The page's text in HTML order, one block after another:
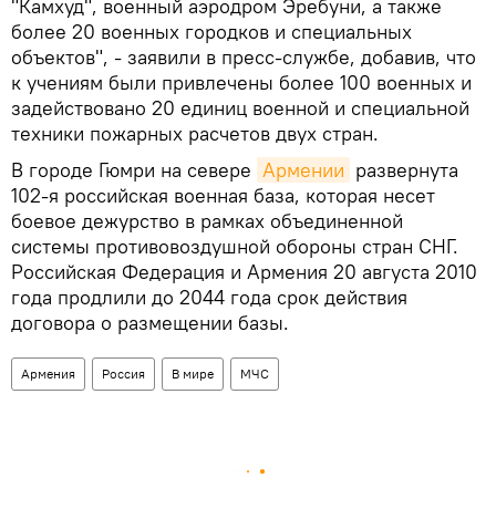
"Камхуд", военный аэродром Эребуни, а также
более 20 военных городков и специальных
объектов", - заявили в пресс-службе, добавив, что
к учениям были привлечены более 100 военных и
задействовано 20 единиц военной и специальной
техники пожарных расчетов двух стран.
В городе Гюмри на севере Армении развернута
102-я российская военная база, которая несет
боевое дежурство в рамках объединенной
системы противовоздушной обороны стран СНГ.
Российская Федерация и Армения 20 августа 2010
года продлили до 2044 года срок действия
договора о размещении базы.
Армения Россия В мире МЧС